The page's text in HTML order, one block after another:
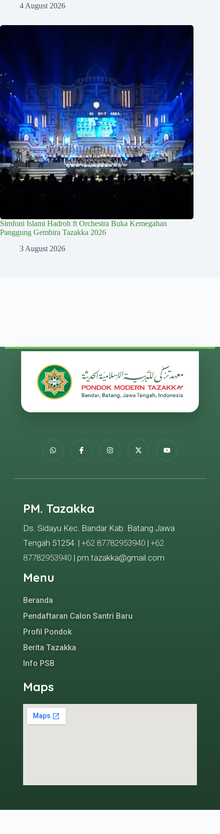
4 August 2026
Simfoni Islami Hadroh ft Orchestra Buka Kemegahan
Panggung Gembira Tazakka 2026
3 August 2026
PM. Tazakka
Ds. Sidayu Kec. Bandar Kab. Batang Jawa
Tengah 51254 | +62 87782953940 | +62
87782953940 | pm.tazakka@gmail.com
Menu
Beranda
Pendaftaran Calon Santri Baru
Profil Pondok
Berita Tazakka
Info PSB
Maps